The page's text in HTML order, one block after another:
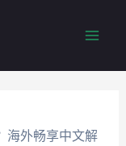
海外畅享中文解